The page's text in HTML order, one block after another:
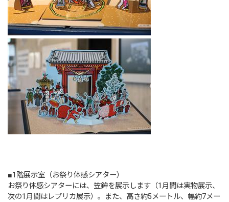
■1階展示室（お祭り体感シアター）
お祭り体感シアターには、笠鉾を展示します（1月間は実物展示、
次の1月間はレプリカ展示）。また、高さ約5メートル、幅約7メー